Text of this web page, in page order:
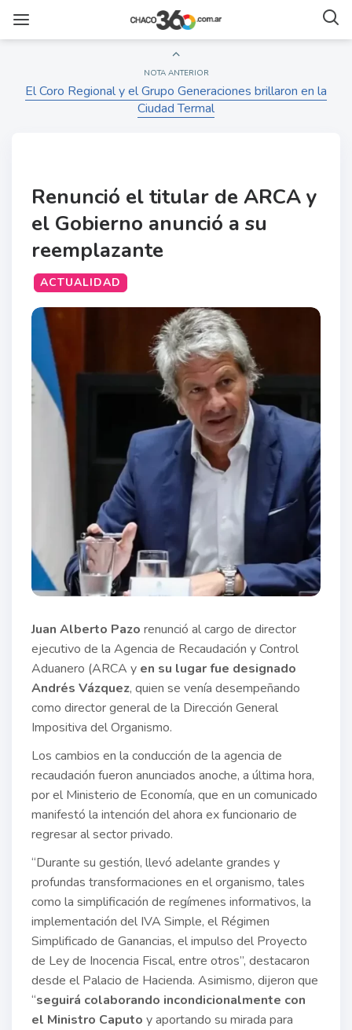
NOTA ANTERIOR
El Coro Regional y el Grupo Generaciones brillaron en la
Ciudad Termal
Renunció el titular de ARCA y
el Gobierno anunció a su
reemplazante
ACTUALIDAD
Juan Alberto Pazo renunció al cargo de director
ejecutivo de la Agencia de Recaudación y Control
Aduanero (ARCA y en su lugar fue designado
Andrés Vázquez, quien se venía desempeñando
como director general de la Dirección General
Impositiva del Organismo.
Los cambios en la conducción de la agencia de
recaudación fueron anunciados anoche, a última hora,
por el Ministerio de Economía, que en un comunicado
manifestó la intención del ahora ex funcionario de
regresar al sector privado.
“Durante su gestión, llevó adelante grandes y
profundas transformaciones en el organismo, tales
como la simplificación de regímenes informativos, la
implementación del IVA Simple, el Régimen
Simplificado de Ganancias, el impulso del Proyecto
de Ley de Inocencia Fiscal, entre otros”, destacaron
desde el Palacio de Hacienda. Asimismo, dijeron que
“seguirá colaborando incondicionalmente con
el Ministro Caputo y aportando su mirada para